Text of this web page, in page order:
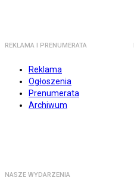
REKLAMA I PRENUMERATA
Reklama
Ogłoszenia
Prenumerata
Archiwum
NASZE WYDARZENIA